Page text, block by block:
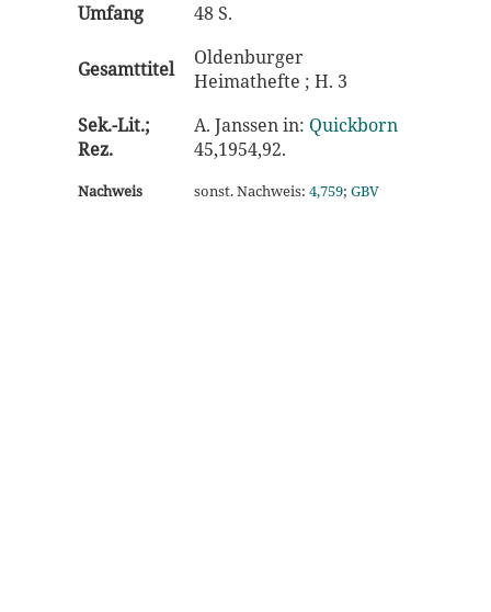
Umfang
48 S.
Gesamttitel
Oldenburger
Heimathefte ; H. 3
Sek.-Lit.;
Rez.
A. Janssen in: Quickborn
45,1954,92.
Nachweis sonst. Nachweis: 4,759; GBV